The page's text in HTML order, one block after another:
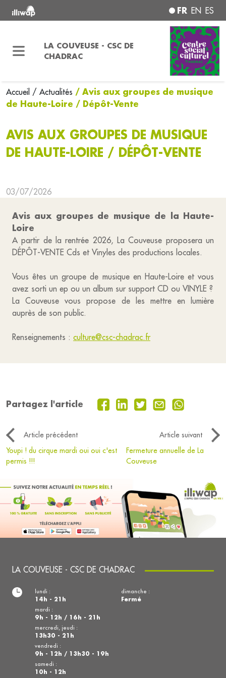
FR EN ES
LA COUVEUSE - CSC DE
CHADRAC
Accueil / Actualités / Avis aux groupes de musique
de Haute-Loire / Dépôt-Vente
AVIS AUX GROUPES DE MUSIQUE
DE HAUTE-LOIRE / DÉPÔT-VENTE
03/07/2026
Avis aux groupes de musique de la Haute-
Loire
A partir de la rentrée 2026, La Couveuse proposera un
DÉPÔT-VENTE Cds et Vinyles des productions locales.
Vous êtes un groupe de musique en Haute-Loire et vous
avez sorti un ep ou un album sur support CD ou VINYLE ?
La Couveuse vous propose de les mettre en lumière
auprès de son public.
Renseignements : culture@csc-chadrac.fr
Partagez l'article
Article précédent
Article suivant
Youpi ! du cirque mardi oui oui c'est
permis !!!
Fermeture annuelle de La
Couveuse
LA COUVEUSE - CSC DE CHADRAC
lundi :
14h - 21h
mardi :
9h - 12h / 16h - 21h
mercredi, jeudi :
13h30 - 21h
vendredi :
9h - 12h / 13h30 - 19h
samedi :
10h - 12h
dimanche :
Fermé